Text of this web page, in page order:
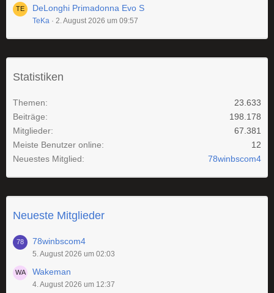
DeLonghi Primadonna Evo S
TeKa 2. August 2026 um 09:57
Statistiken
Themen
23.633
Beiträge
198.178
Mitglieder
67.381
Meiste Benutzer online
12
Neuestes Mitglied
78winbscom4
Neueste Mitglieder
78winbscom4
5. August 2026 um 02:03
Wakeman
4. August 2026 um 12:37